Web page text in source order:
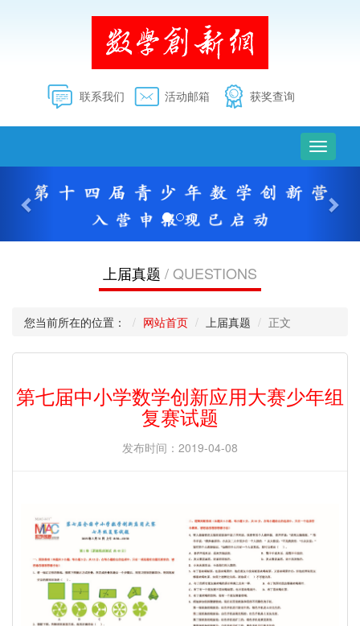
联系我们 活动邮箱 获奖查询
切
换
导
航
一
一
上届真题 / QUESTIONS
您当前所在的位置： 网站首页 上届真题 正文
第七届中小学数学创新应用大赛少年组
复赛试题
发布时间：2019-04-08